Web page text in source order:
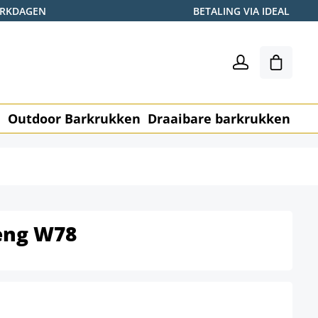
BETALING VIA IDEAL
Outdoor Barkrukken Draaibare barkrukken
W78